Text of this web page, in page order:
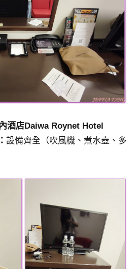
酒店Daiwa Roynet Hotel
設備齊全（吹風機、煮水壺、多